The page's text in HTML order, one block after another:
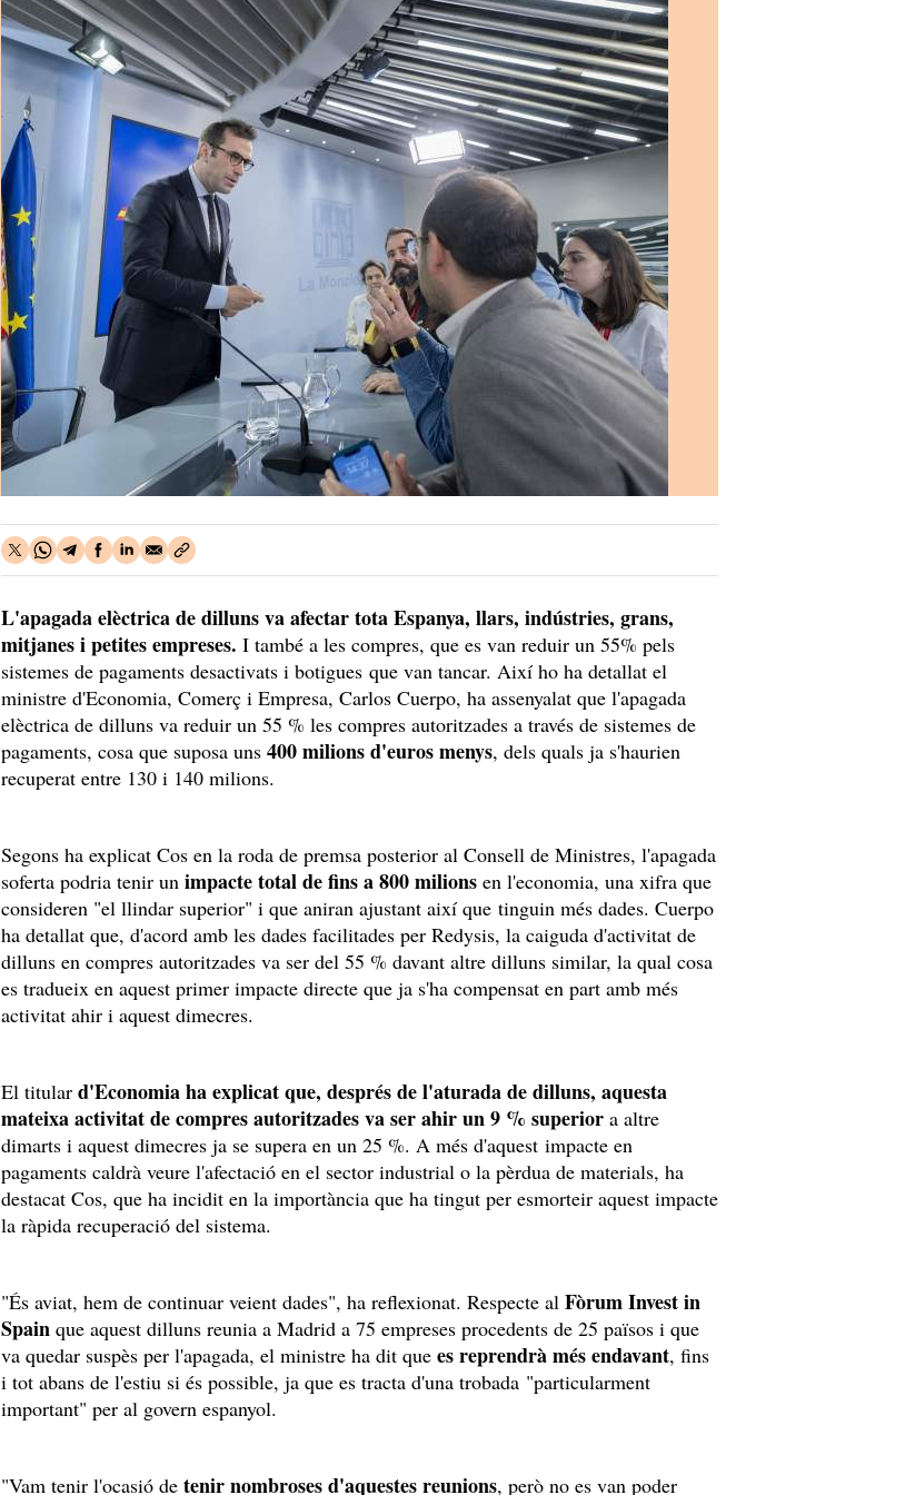
L'apagada elèctrica de dilluns va afectar tota Espanya, llars, indústries, grans,
mitjanes i petites empreses. I també a les compres, que es van reduir un 55% pels
sistemes de pagaments desactivats i botigues que van tancar. Així ho ha detallat el
ministre d'Economia, Comerç i Empresa, Carlos Cuerpo, ha assenyalat que l'apagada
elèctrica de dilluns va reduir un 55 % les compres autoritzades a través de sistemes de
pagaments, cosa que suposa uns 400 milions d'euros menys, dels quals ja s'haurien
recuperat entre 130 i 140 milions.
Segons ha explicat Cos en la roda de premsa posterior al Consell de Ministres, l'apagada
soferta podria tenir un impacte total de fins a 800 milions en l'economia, una xifra que
consideren "el llindar superior" i que aniran ajustant així que tinguin més dades. Cuerpo
ha detallat que, d'acord amb les dades facilitades per Redysis, la caiguda d'activitat de
dilluns en compres autoritzades va ser del 55 % davant altre dilluns similar, la qual cosa
es tradueix en aquest primer impacte directe que ja s'ha compensat en part amb més
activitat ahir i aquest dimecres.
El titular d'Economia ha explicat que, després de l'aturada de dilluns, aquesta
mateixa activitat de compres autoritzades va ser ahir un 9 % superior a altre
dimarts i aquest dimecres ja se supera en un 25 %. A més d'aquest impacte en
pagaments caldrà veure l'afectació en el sector industrial o la pèrdua de materials, ha
destacat Cos, que ha incidit en la importància que ha tingut per esmorteir aquest impacte
la ràpida recuperació del sistema.
"És aviat, hem de continuar veient dades", ha reflexionat. Respecte al Fòrum Invest in
Spain que aquest dilluns reunia a Madrid a 75 empreses procedents de 25 països i que
va quedar suspès per l'apagada, el ministre ha dit que es reprendrà més endavant, fins
i tot abans de l'estiu si és possible, ja que es tracta d'una trobada "particularment
important" per al govern espanyol.
"Vam tenir l'ocasió de tenir nombroses d'aquestes reunions, però no es van poder